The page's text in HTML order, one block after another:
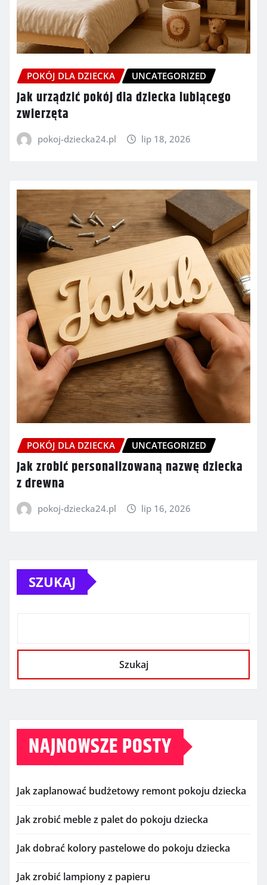
POKÓJ DLA DZIECKA UNCATEGORIZED
Jak urządzić pokój dla dziecka lubiącego
zwierzęta
pokoj-dziecka24.pl lip 18, 2026
POKÓJ DLA DZIECKA UNCATEGORIZED
Jak zrobić personalizowaną nazwę dziecka
z drewna
pokoj-dziecka24.pl lip 16, 2026
SZUKAJ
Szukaj
NAJNOWSZE POSTY
Jak zaplanować budżetowy remont pokoju dziecka
Jak zrobić meble z palet do pokoju dziecka
Jak dobrać kolory pastelowe do pokoju dziecka
Jak zrobić lampiony z papieru